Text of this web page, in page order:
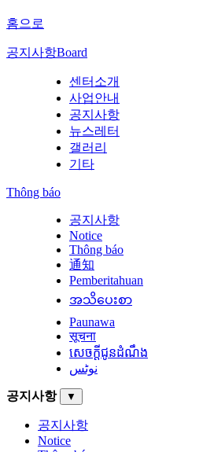
홈으로
공지사항Board
센터소개
사업안내
공지사항
뉴스레터
갤러리
기타
Thông báo
공지사항
Notice
Thông báo
通知
Pemberitahuan
အသိပေးစာ
Paunawa
सूचना
សេចក្តីជូនដំណឹង
نوٹس
공지사항 ▼
공지사항
Notice